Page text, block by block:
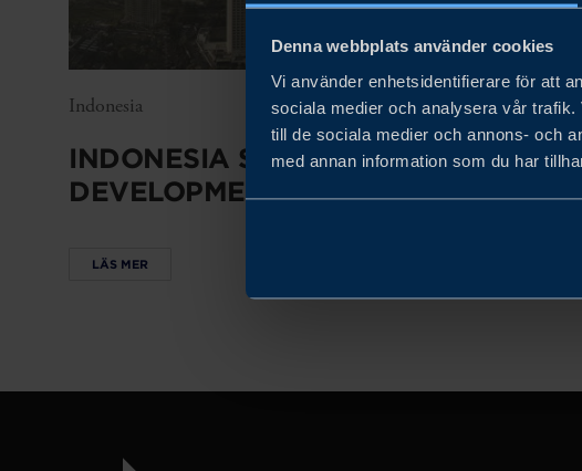
Denna webbplats använder cookies
Vi använder enhetsidentifierare för att
sociala medier och analysera vår
till de sociala medier och annons- och
med annan information som du har
Indonesia
INDONESIA SUPER GRID
DEVELOPMENT
LÄS MER